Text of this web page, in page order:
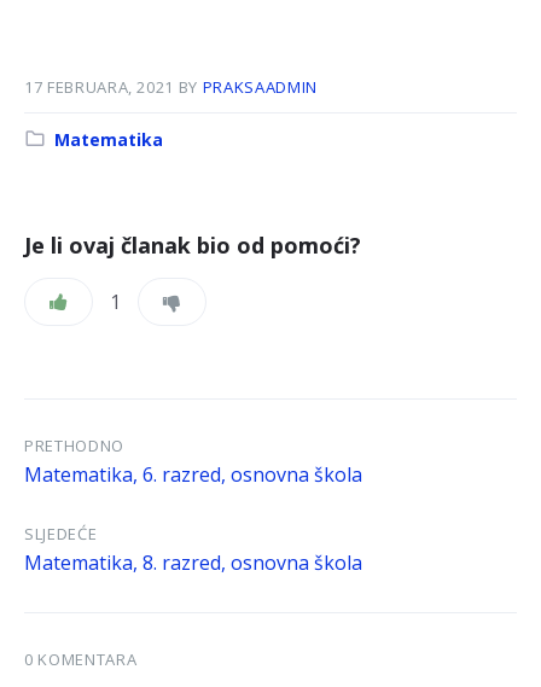
17 FEBRUARA, 2021 BY PRAKSAADMIN
Kategorija:
Matematika
Je li ovaj članak bio od pomoći?
1
PRETHODNO
Matematika, 6. razred, osnovna škola
SLJEDEĆE
Matematika, 8. razred, osnovna škola
0 KOMENTARA